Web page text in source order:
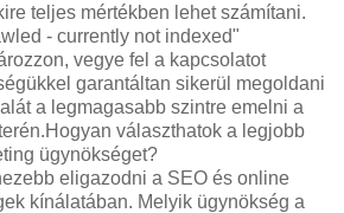
teljes mértékben lehet számítani.
- currently not indexed"
vegye fel a kapcsolatot
garantáltan sikerül megoldani
a legmagasabb szintre emelni a
választhatok a legjobb
ügynökséget?
eligazodni a SEO és online
kínálatában. Melyik ügynökség a